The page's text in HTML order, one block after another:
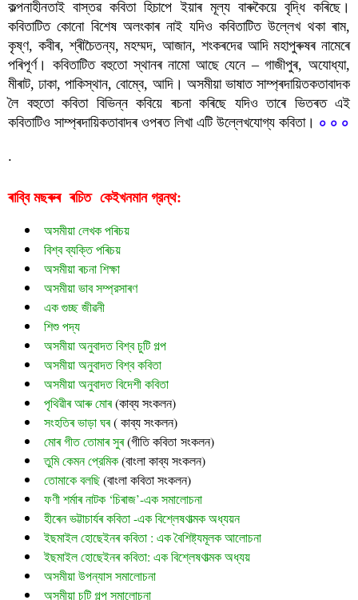
কল্পনাহীনতাই বাস্তৱ কবিতা হিচাপে ইয়াৰ মূল্য বাৰুকৈয়ে বৃদ্ধি কৰিছে।
কবিতাটিত কোনো বিশেষ অলংকাৰ নাই যদিও কবিতাটিত উল্লেখ থকা ৰাম,
কৃষ্ণ, কবীৰ, শ্ৰীচৈতন্য, মহম্মদ, আজান, শংকৰদেৱ আদি মহাপুৰুষৰ নামেৰে
পৰিপূৰ্ণ। কবিতাটিত বহুতো স্থানৰ নামো আছে যেনে – গাজীপুৰ, অযোধ্যা,
মীৰাট, ঢাকা, পাকিস্থান, বোম্বে, আদি। অসমীয়া ভাষাত সাম্প্ৰদায়িতকতাবাদক
লৈ বহুতো কবিতা বিভিন্ন কবিয়ে ৰচনা কৰিছে যদিও তাৰে ভিতৰত এই
কবিতাটিও সাম্প্ৰদায়িকতাবাদৰ ওপৰত লিখা এটি উল্লেখযোগ্য কবিতা। ০ ০ ০
.
ৰাব্বি মছৰুৰ  ৰচিত কেইখনমান গ্রন্থ:
অসমীয়া লেখক পৰিচয়
বিশ্ব ব্যক্তি পৰিচয়
অসমীয়া ৰচনা শিক্ষা
অসমীয়া ভাব সম্প্রসাৰণ
এক গুচ্ছ জীৱনী
শিশু পদ্য
অসমীয়া অনুবাদত বিশ্ব চুটি গল্প
অসমীয়া অনুবাদত বিশ্ব কবিতা
অসমীয়া অনুবাদত বিদেশী কবিতা
পৃথিৱীৰ আৰু মোৰ (কাব্য সংকলন)
সংহতিৰ ভাড়া ঘৰ ( কাব্য সংকলন)
মোৰ গীত তোমাৰ সুৰ (গীতি কবিতা সংকলন)
তুমি কেমন প্রেমিক (বাংলা কাব্য সংকলন)
তোমাকে বলছি (বাংলা কবিতা সংকলন)
ফণী শৰ্মাৰ নাটক ‘চিৰাজ’-এক সমালোচনা
হীৰেন ভট্টাচাৰ্যৰ কবিতা -এক বিশ্লেষণাত্মক অধ্যয়ন
ইছমাইল হোছেইনৰ কবিতা : এক বৈশিষ্ট্যমূলক আলোচনা
ইছমাইল হোছেইনৰ কবিতা: এক বিশ্লেষণাত্মক অধ্যয়
অসমীয়া উপন্যাস সমালোচনা
অসমীয়া চুটি গল্প সমালোচনা